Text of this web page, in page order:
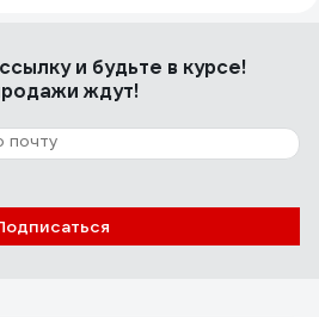
и будьте в курсе!
ждут!